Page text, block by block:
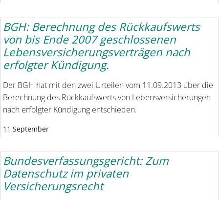
BGH: Berechnung des Rückkaufswerts
von bis Ende 2007 geschlossenen
Lebensversicherungsverträgen nach
erfolgter Kündigung.
Der BGH hat mit den zwei Urteilen vom 11.09.2013 über die
Berechnung des Rückkaufswerts von Lebensversicherungen
nach erfolgter Kündigung entschieden.
11 September
Bundesverfassungsgericht: Zum
Datenschutz im privaten
Versicherungsrecht